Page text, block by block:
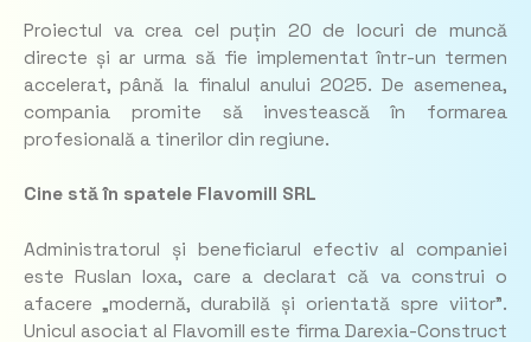
Proiectul va crea cel puțin 20 de locuri de muncă
directe și ar urma să fie implementat într-un termen
accelerat, până la finalul anului 2025. De asemenea,
compania promite să investească în formarea
profesională a tinerilor din regiune.
Cine stă în spatele Flavomill SRL
Administratorul și beneficiarul efectiv al companiei
este Ruslan Ioxa, care a declarat că va construi o
afacere „modernă, durabilă și orientată spre viitor”.
Unicul asociat al Flavomill este firma Darexia-Construct